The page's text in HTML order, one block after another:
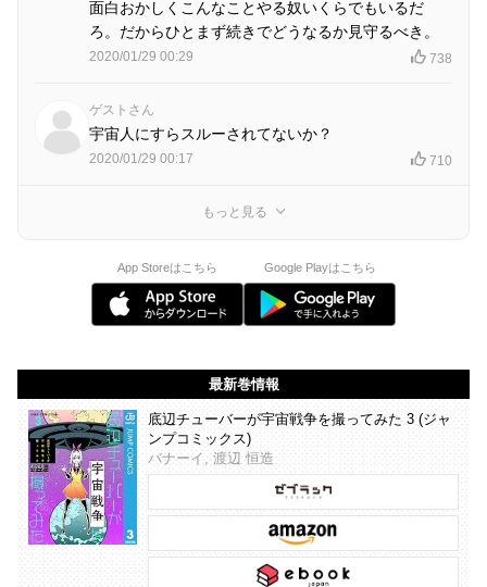
面白おかしくこんなことやる奴いくらでもいるだ
ろ。だからひとまず続きでどうなるか見守るべき。
2020/01/29 00:29 738
ゲストさん
宇宙人にすらスルーされてないか？
2020/01/29 00:17 710
もっと見る
App Storeはこちら Google Playはこちら
最新巻情報
底辺チューバーが宇宙戦争を撮ってみた 3 (ジャ
ンプコミックス)
バナーイ, 渡辺 恒造